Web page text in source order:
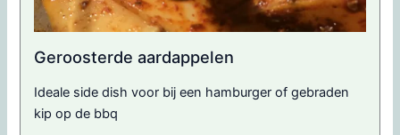
Geroosterde aardappelen
Ideale side dish voor bij een hamburger of gebraden
kip op de bbq